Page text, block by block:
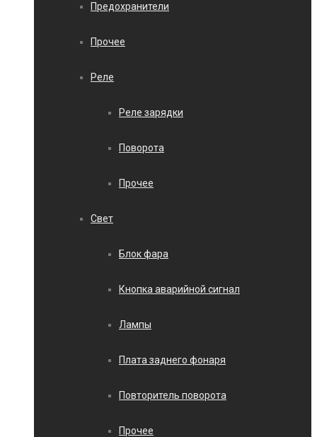
Предохранители
Прочее
Реле
Реле зарядки
Поворота
Прочее
Свет
Блок фара
Кнопка аварийной сигнал
Лампы
Плата заднего фонаря
Повторитель поворота
Прочее